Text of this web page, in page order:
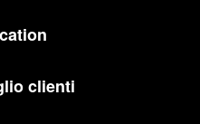
clienti